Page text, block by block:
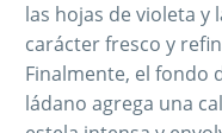
las hojas de violeta y
carácter fresco y
Finalmente, el fondo
ládano agrega una